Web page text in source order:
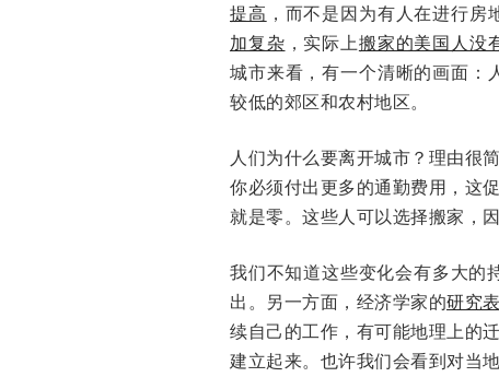
提高 ，而不是因为有人在进行
加复杂 ，实际上搬家的美国人没
城市来看，有一个清晰的画面：
较低的郊区和农村地区。
人们为什么要离开城市？理由很
你必须付出更多的通勤费用，这
就是零。这些人可以选择搬家，
我们不知道这些变化会有多大的
出。另一方面，经济学家的研究
续自己的工作，有可能地理上的
建立起来。也许我们会看到对当